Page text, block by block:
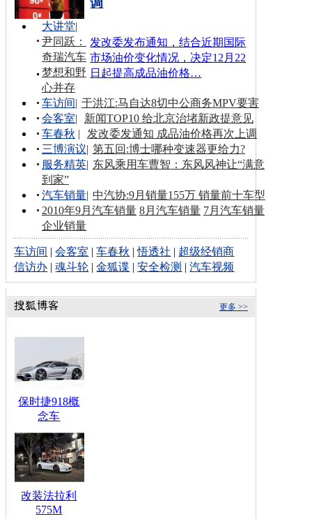
发改委发布通知，结合近期国际
市场油价变化情况，决定12月22
日起提高成品油价格…
大讲堂|
尹同跃：
奇瑞汽车
梦想和野
心并存
车访间| 于洪江:马自达8切中公商务MPV要害
会客室|
新闻TOP10 给北京治堵新政提意见
车春秋 |
发改委发通知 成品油价格再次上调
三博演议| 第五回:博士哪种变速器更给力?
服务精英| 东风乘用车曹智：东风风神让“满意
到家”
汽车销量| 中汽协:9月销量155万 销量前十车型
2010年9月汽车销量 8月汽车销量 7月汽车销量
企业销量
车访间 |会客室 |车春秋 |悟透社 | 超级经销商
信访办 |魂斗轮 |金狐谍 |安全检测 |汽车视频
更多 >>
保时捷918概
念车
改装法拉利
575M